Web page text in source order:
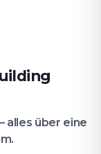
alles über eine